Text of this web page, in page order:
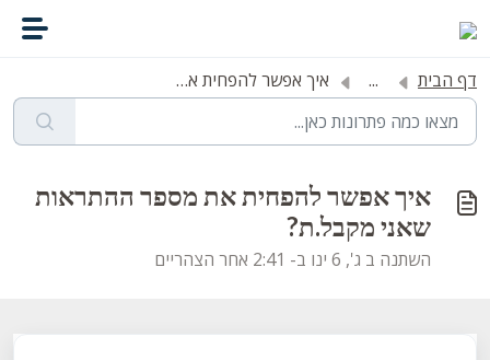
דף הבית ... איך אפשר להפחית את מספר ההתראות שאני מקבל.ת?
איך אפשר להפחית את מספר ההתראות
שאני מקבל.ת?
השתנה ב ג', 6 ינו ב- 2:41 אחר הצהריים